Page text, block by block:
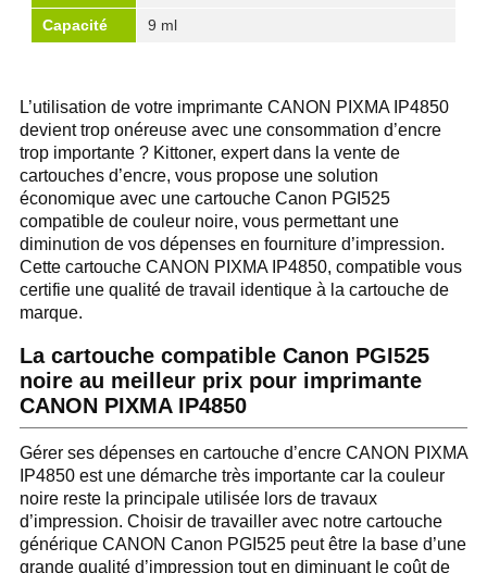
Capacité
9 ml
L’utilisation de votre imprimante CANON PIXMA IP4850
devient trop onéreuse avec une consommation d’encre
trop importante ? Kittoner, expert dans la vente de
cartouches d’encre, vous propose une solution
économique avec une cartouche Canon PGI525
compatible de couleur noire, vous permettant une
diminution de vos dépenses en fourniture d’impression.
Cette cartouche CANON PIXMA IP4850, compatible vous
certifie une qualité de travail identique à la cartouche de
marque.
La cartouche compatible Canon PGI525
noire au meilleur prix pour imprimante
CANON PIXMA IP4850
Gérer ses dépenses en cartouche d’encre CANON PIXMA
IP4850 est une démarche très importante car la couleur
noire reste la principale utilisée lors de travaux
d’impression. Choisir de travailler avec notre cartouche
générique CANON Canon PGI525 peut être la base d’une
grande qualité d’impression tout en diminuant le coût de